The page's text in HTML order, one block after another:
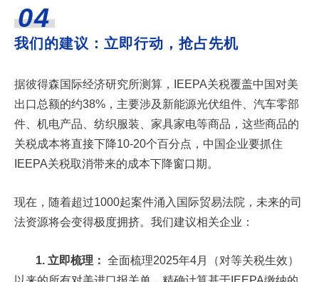
04
我们的建议：立即行动，抢占先机
据彼得森国际经济研究所测算，IEEPA关税覆盖中国对美
出口总额的约38%，主要涉及新能源光伏组件、汽车零部
件、机电产品、纺织服装、家具家电等商品，这些商品的
关税成本将直接下降10-20个百分点，中国企业要抓住
IEEPA关税取消带来的成本下降窗口期。
现在，随着超过1000起案件涌入国际贸易法院，未来的司
法资源将会变得极度拥挤。我们建议相关企业：
1. 立即梳理： 全面梳理2025年4月（对等关税生效）